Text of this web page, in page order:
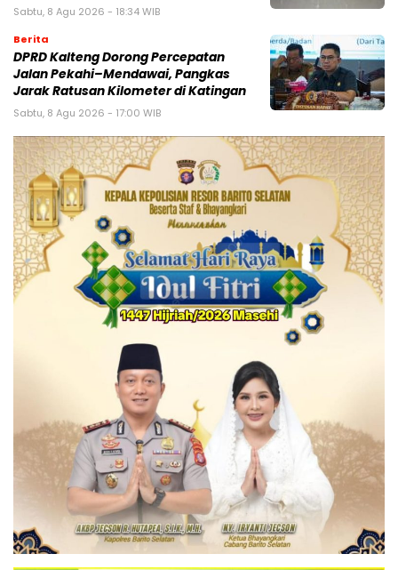
Sabtu, 8 Agu 2026 - 18:34 WIB
Berita
DPRD Kalteng Dorong Percepatan
Jalan Pekahi–Mendawai, Pangkas
Jarak Ratusan Kilometer di Katingan
Sabtu, 8 Agu 2026 - 17:00 WIB